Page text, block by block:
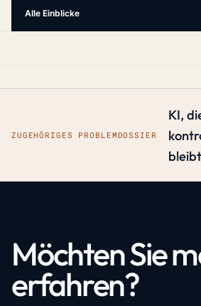
Alle Einblicke
ZUGEHÖRIGES PROBLEMDOSSIER
KI,
bleibt
Möchten Sie
erfahren?